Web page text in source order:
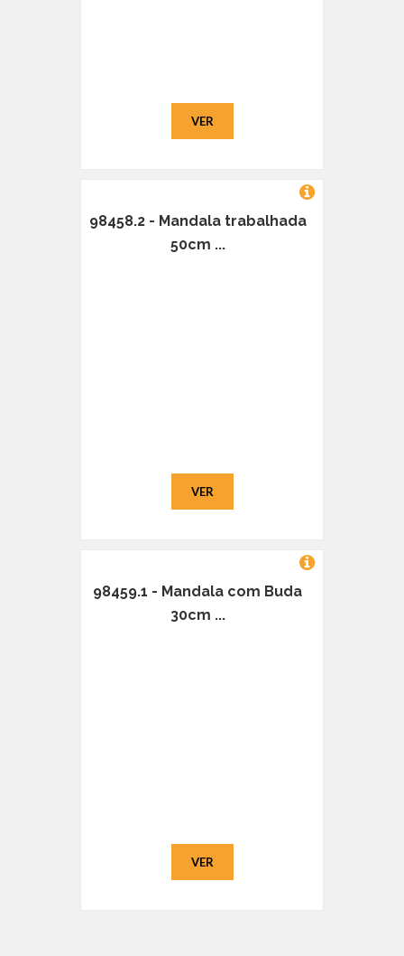
VER
98458.2 - Mandala trabalhada
50cm ...
VER
98459.1 - Mandala com Buda
30cm ...
VER